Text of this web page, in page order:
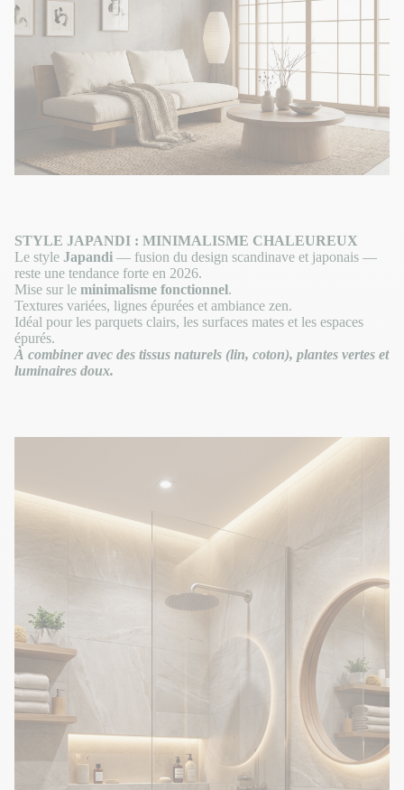
STYLE JAPANDI : MINIMALISME CHALEUREUX
Le style Japandi — fusion du design scandinave et japonais —
reste une tendance forte en 2026.
Mise sur le minimalisme fonctionnel.
Textures variées, lignes épurées et ambiance zen.
Idéal pour les parquets clairs, les surfaces mates et les espaces
épurés.
À combiner avec des tissus naturels (lin, coton), plantes vertes et
luminaires doux.